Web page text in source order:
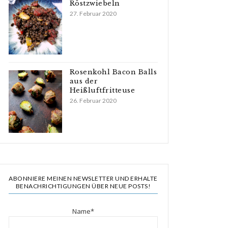
Röstzwiebeln
27. Februar 2020
Rosenkohl Bacon Balls
aus der
Heißluftfritteuse
26. Februar 2020
ABONNIERE MEINEN NEWSLETTER UND ERHALTE
BENACHRICHTIGUNGEN ÜBER NEUE POSTS!
Name*